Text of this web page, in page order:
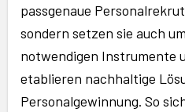
passgenaue
sondern setzen sie auch
notwendigen Instrumente
etablieren nachhaltige
Personalgewinnung. So